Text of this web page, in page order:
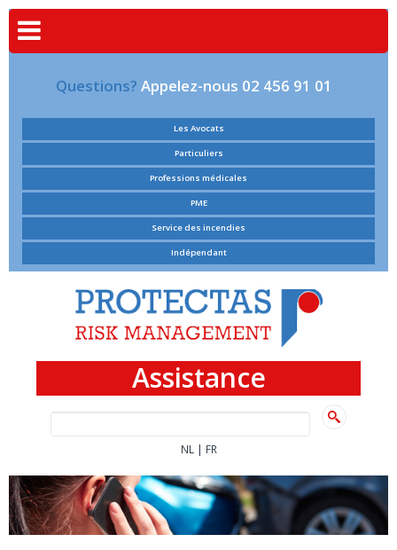
Questions? Appelez-nous 02 456 91 01
Les Avocats
Particuliers
Professions médicales
PME
Service des incendies
Indépendant
Assistance
NL | FR